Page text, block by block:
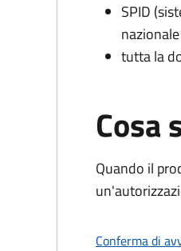
SPID
tutta la
Cosa
Quando il
Conferma di